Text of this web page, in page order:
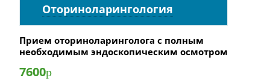
Оториноларингология
Прием оториноларинголога с полным
необходимым эндоскопическим осмотром
7600р